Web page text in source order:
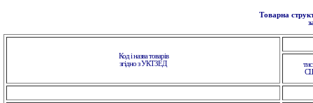
Товарна
Код і назва товарів
згідно з УКТЗЕД